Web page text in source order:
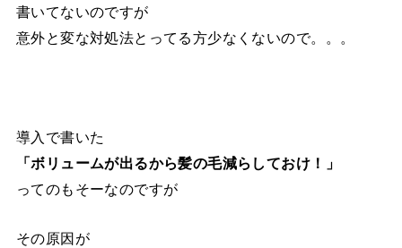
書いてないのですが
意外と変な対処法とってる方少なくないので。。。
導入で書いた
「ボリュームが出るから髪の毛減らしておけ！」
ってのもそーなのですが
その原因が